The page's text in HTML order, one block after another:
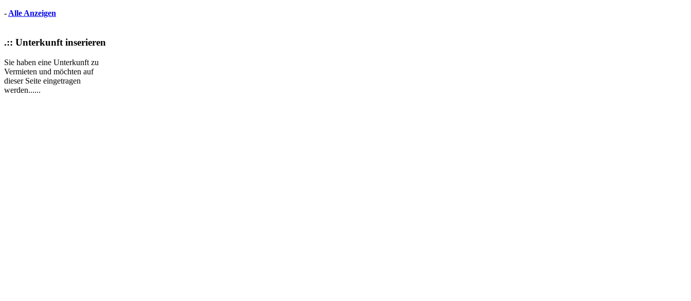
- Alle Anzeigen
.:: Unterkunft inserieren
Sie haben eine Unterkunft zu
Vermieten und möchten auf
dieser Seite eingetragen
werden......